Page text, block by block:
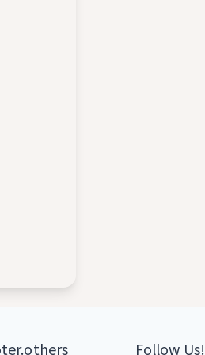
Follow Us!